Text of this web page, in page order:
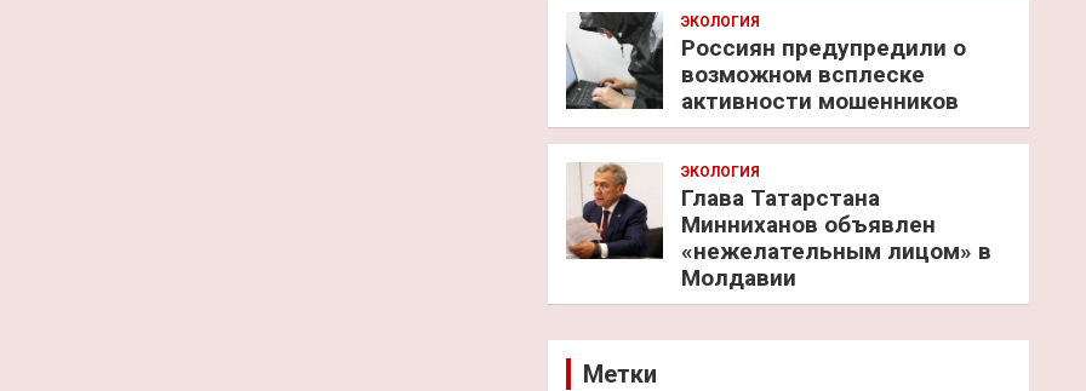
ЭКОЛОГИЯ
Россиян предупредили о
возможном всплеске
активности мошенников
ЭКОЛОГИЯ
Глава Татарстана
Минниханов объявлен
«нежелательным лицом» в
Молдавии
Метки